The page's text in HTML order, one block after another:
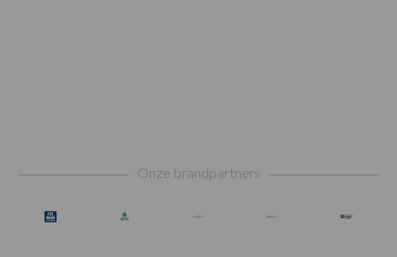
Onze brandpartners